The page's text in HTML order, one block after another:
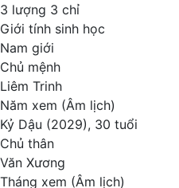
3 lượng 3 chỉ
Giới tính sinh học
Nam giới
Chủ mệnh
Liêm Trinh
Năm xem (Âm lịch)
Kỷ Dậu (2029), 30 tuổi
Chủ thân
Văn Xương
Tháng xem (Âm lịch)